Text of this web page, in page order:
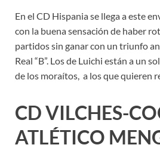
En el CD Hispania se llega a este
con la buena sensación de haber
partidos sin ganar con un triunfo
Real “B”. Los de Luichi están a un
de los moraítos, a los que quieren
CD VILCHES-
ATLÉTICO